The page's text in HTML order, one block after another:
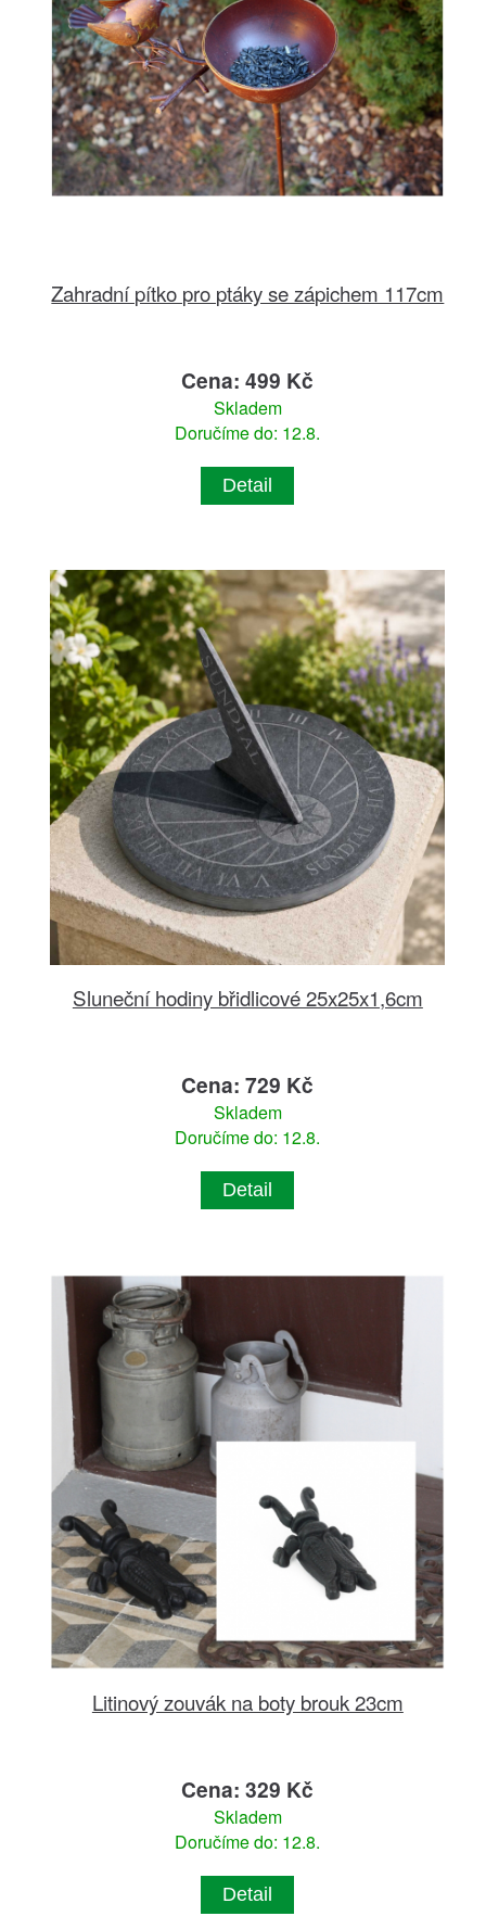
Zahradní pítko pro ptáky se zápichem 117cm
Cena: 499 Kč
Skladem
Doručíme do: 12.8.
Detail
Sluneční hodiny břidlicové 25x25x1,6cm
Cena: 729 Kč
Skladem
Doručíme do: 12.8.
Detail
Litinový zouvák na boty brouk 23cm
Cena: 329 Kč
Skladem
Doručíme do: 12.8.
Detail